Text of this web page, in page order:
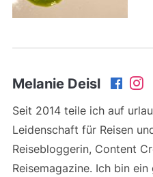
Melanie Deisl
Seit 2014 teile ich auf
Leidenschaft für Reisen
Reisebloggerin, Content
Reisemagazine. Ich bin